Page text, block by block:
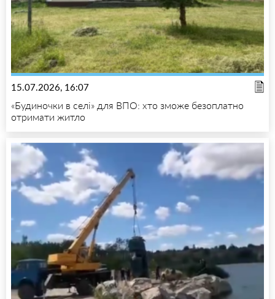
15.07.2026, 16:07
«Будиночки в селі» для ВПО: хто зможе безоплатно
отримати житло